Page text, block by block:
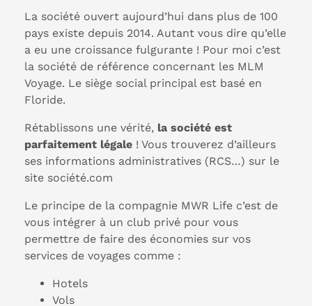
La société ouvert aujourd’hui dans plus de 100
pays existe depuis 2014. Autant vous dire qu’elle
a eu une croissance fulgurante ! Pour moi c’est
la société de référence concernant les MLM
Voyage. Le siège social principal est basé en
Floride.
Rétablissons une vérité, la société est
parfaitement légale ! Vous trouverez d’ailleurs
ses informations administratives (RCS…) sur le
site société.com
Le principe de la compagnie MWR Life c’est de
vous intégrer à un club privé pour vous
permettre de faire des économies sur vos
services de voyages comme :
Hotels
Vols